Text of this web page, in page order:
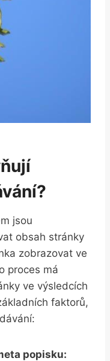
jsou
obsah stránky
​zobrazovat ve
proces‌ má
ve výsledcích
faktorů,
popisku: